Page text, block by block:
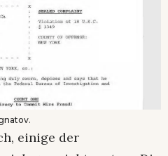
einige der